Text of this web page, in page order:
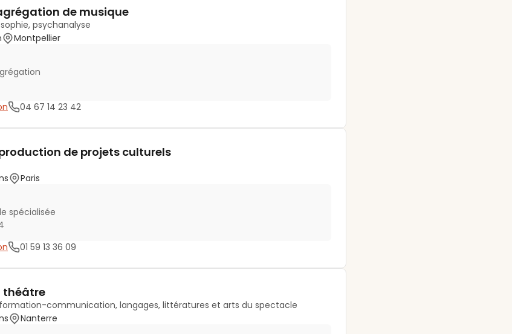
de musique
psychanalyse
Montpellier
04 67 14 23 42
de projets culturels
Paris
spécialisée
01 59 13 36 09
théâtre
communication, langages, littératures et arts du spectacle
Nanterre